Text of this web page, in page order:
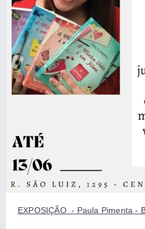
EXPOSIÇÃO - Paula Pimenta -